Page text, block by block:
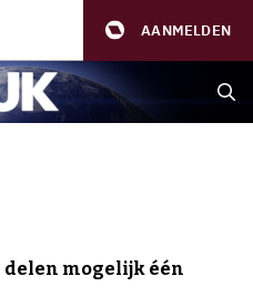
AANMELDEN
mogelijk één